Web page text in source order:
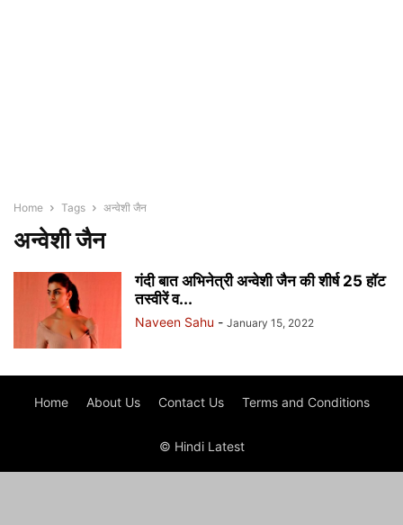
Home Tags अन्वेशी जैन
अन्वेशी जैन
गंदी बात अभिनेत्री अन्वेशी जैन की शीर्ष 25 हॉट
तस्वीरें व...
Naveen Sahu - January 15, 2022
Home About Us Contact Us Terms and Conditions
© Hindi Latest